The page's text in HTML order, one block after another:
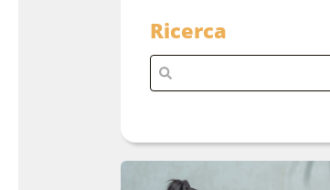
Ricerca